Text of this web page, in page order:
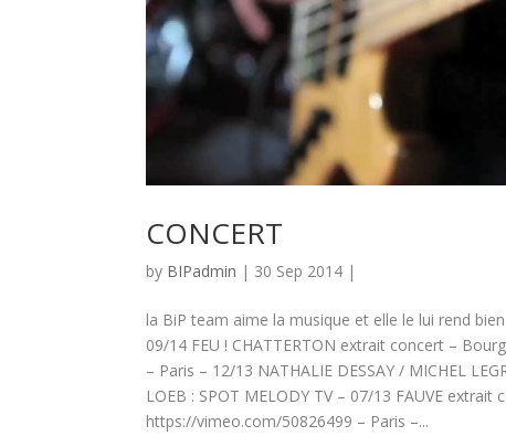
CONCERT
by BIPadmin | 30 Sep 2014 |
la BiP team aime la musique et elle le lui rend
09/14 FEU ! CHATTERTON extrait concert –
– Paris – 12/13 NATHALIE DESSAY / MICHEL
LOEB : SPOT MELODY TV – 07/13 FAUVE
https://vimeo.com/50826499 – Paris –...